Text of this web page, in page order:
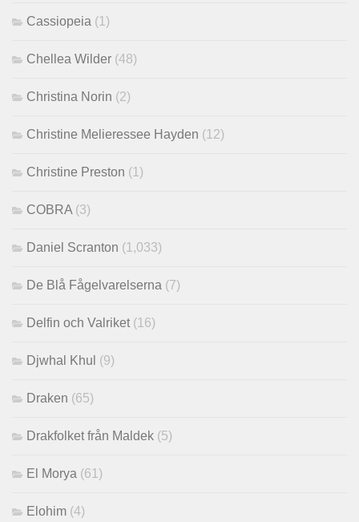
Cassiopeia (1)
Chellea Wilder (48)
Christina Norin (2)
Christine Melieressee Hayden (12)
Christine Preston (1)
COBRA (3)
Daniel Scranton (1,033)
De Blå Fågelvarelserna (7)
Delfin och Valriket (16)
Djwhal Khul (9)
Draken (65)
Drakfolket från Maldek (5)
El Morya (61)
Elohim (4)